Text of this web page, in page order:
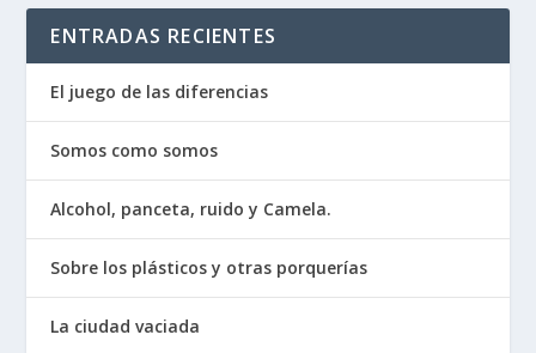
ENTRADAS RECIENTES
El juego de las diferencias
Somos como somos
Alcohol, panceta, ruido y Camela.
Sobre los plásticos y otras porquerías
La ciudad vaciada